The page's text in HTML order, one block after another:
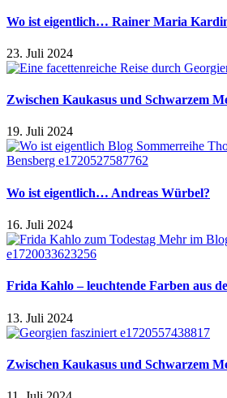
Wo ist eigentlich… Rainer Maria
23. Juli 2024
Zwischen Kaukasus und Schwarzem
19. Juli 2024
Wo ist eigentlich… Andreas Würbel?
16. Juli 2024
Frida Kahlo – leuchtende Farben aus
13. Juli 2024
Zwischen Kaukasus und Schwarzem